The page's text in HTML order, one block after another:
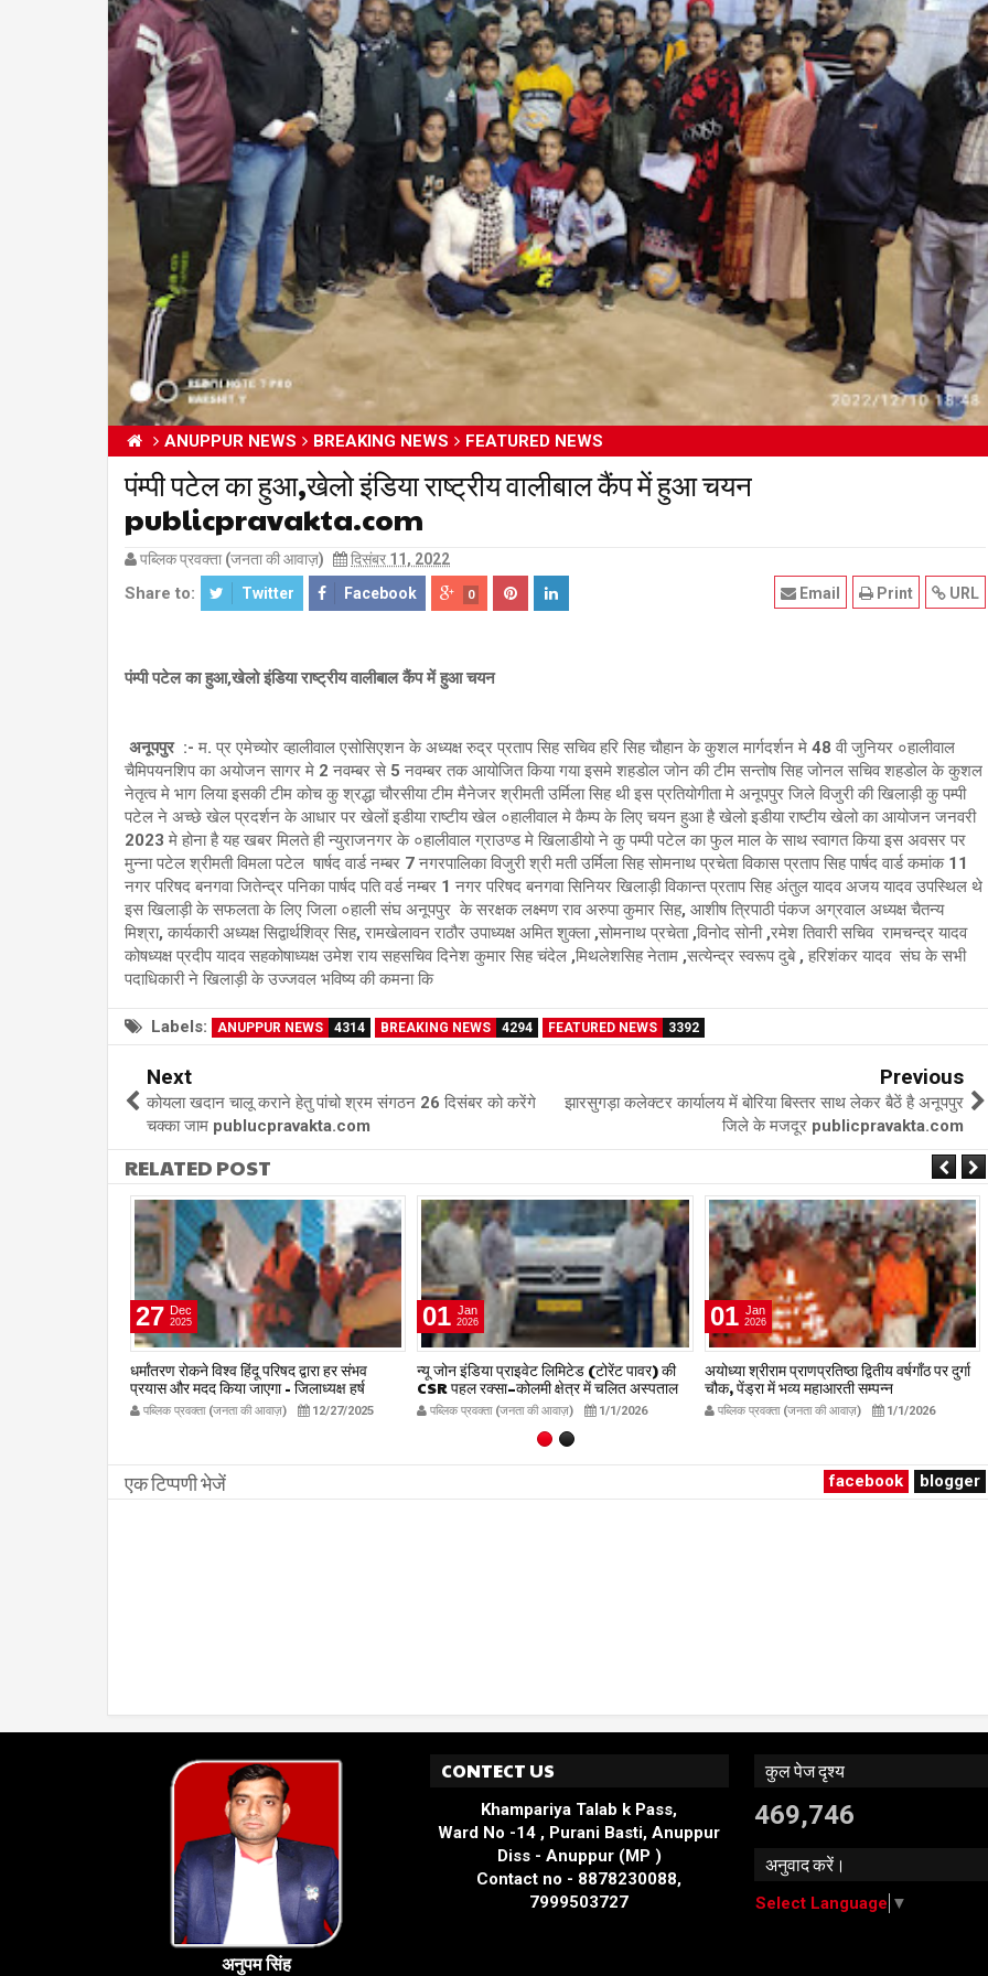
ANUPPUR NEWS BREAKING NEWS FEATURED NEWS
पंम्पी पटेल का हुआ,खेलो इंडिया राष्ट्रीय वालीबाल कैंप में हुआ चयन
publicpravakta.com
पब्लिक प्रवक्ता (जनता की आवाज़) दिसंबर 11, 2022
Share to: Twitter Facebook 0 URL
Print
Email
पंम्पी पटेल का हुआ,खेलो इंडिया राष्ट्रीय वालीबाल कैंप में हुआ चयन
अनूपपुर :- म. प्र एमेच्योर व्हालीवाल एसोसिएशन के अध्यक्ष रुद्र प्रताप सिह सचिव हरि सिह चौहान के कुशल मार्गदर्शन मे 48 वी जुनियर ०हालीवाल
चैमिपयनशिप का अयोजन सागर मे 2 नवम्बर से 5 नवम्बर तक आयोजित किया गया इसमे शहडोल जोन की टीम सन्तोष सिह जोनल सचिव शहडोल के कुशल
नेतृत्व मे भाग लिया इसकी टीम कोच कु श्रद्धा चौरसीया टीम मैनेजर श्रीमती उर्मिला सिह थी इस प्रतियोगीता मे अनूपपुर जिले विजुरी की खिलाड़ी कु पम्पी
पटेल ने अच्छे खेल प्रदर्शन के आधार पर खेलों इडीया राष्टीय खेल ०हालीवाल मे कैम्प के लिए चयन हुआ है खेलो इडीया राष्टीय खेलो का आयोजन जनवरी
2023 मे होना है यह खबर मिलते ही न्युराजनगर के ०हालीवाल ग्राउण्ड मे खिलाडीयो ने कु पम्पी पटेल का फुल माल के साथ स्वागत किया इस अवसर पर
मुन्ना पटेल श्रीमती विमला पटेल षार्षद वार्ड नम्बर 7 नगरपालिका विजुरी श्री मती उर्मिला सिह सोमनाथ प्रचेता विकास प्रताप सिह पार्षद वार्ड कमांक 11
नगर परिषद बनगवा जितेन्द्र पनिका पार्षद पति वर्ड नम्बर 1 नगर परिषद बनगवा सिनियर खिलाड़ी विकान्त प्रताप सिह अंतुल यादव अजय यादव उपस्थिल थे
इस खिलाड़ी के सफलता के लिए जिला ०हाली संघ अनूपपुर के सरक्षक लक्ष्मण राव अरुपा कुमार सिह, आशीष त्रिपाठी पंकज अग्रवाल अध्यक्ष चैतन्य
मिश्रा, कार्यकारी अध्यक्ष सिद्वार्थशिव्र सिह, रामखेलावन राठौर उपाध्यक्ष अमित शुक्ला ,सोमनाथ प्रचेता ,विनोद सोनी ,रमेश तिवारी सचिव रामचन्द्र यादव
कोषध्यक्ष प्रदीप यादव सहकोषाध्यक्ष उमेश राय सहसचिव दिनेश कुमार सिह चंदेल ,मिथलेशसिह नेताम ,सत्येन्द्र स्वरूप दुबे , हरिशंकर यादव संघ के सभी
पदाधिकारी ने खिलाड़ी के उज्जवल भविष्य की कमना कि
Labels: ANUPPUR NEWS 4314 BREAKING NEWS 4294 FEATURED NEWS 3392
Next
कोयला खदान चालू कराने हेतु पांचो श्रम संगठन 26 दिसंबर को करेंगे
चक्का जाम publucpravakta.com
Previous
झारसुगड़ा कलेक्टर कार्यालय में बोरिया बिस्तर साथ लेकर बैठें है अनूपपुर
जिले के मजदूर publicpravakta.com
RELATED POST
27 Dec
2025
धर्मांतरण रोकने विश्व हिंदू परिषद द्वारा हर संभव
प्रयास और मदद किया जाएगा - जिलाध्यक्ष हर्ष
छाबरिया publicpravakta.com
पब्लिक प्रवक्ता (जनता की आवाज़) 12/27/2025
01 Jan
2026
न्यू जोन इंडिया प्राइवेट लिमिटेड (टोरेंट पावर) की
CSR पहल रक्सा–कोलमी क्षेत्र में चलित अस्पताल
एम्बुलेंस सेवा का शुभारंभ
publicpravakta.com
पब्लिक प्रवक्ता (जनता की आवाज़) 1/1/2026
01 Jan
2026
अयोध्या श्रीराम प्राणप्रतिष्ठा द्वितीय वर्षगाँठ पर दुर्गा
चौक, पेंड्रा में भव्य महाआरती सम्पन्न
publicpravakta.com
पब्लिक प्रवक्ता (जनता की आवाज़) 1/1/2026
एक टिप्पणी भेजें facebook blogger
अनुपम सिंह
CONTECT US
Khampariya Talab k Pass,
Ward No -14 , Purani Basti, Anuppur
Diss - Anuppur (MP )
Contact no - 8878230088,
7999503727
कुल पेज दृश्य
469,746
अनुवाद करें।
Select Language ▼